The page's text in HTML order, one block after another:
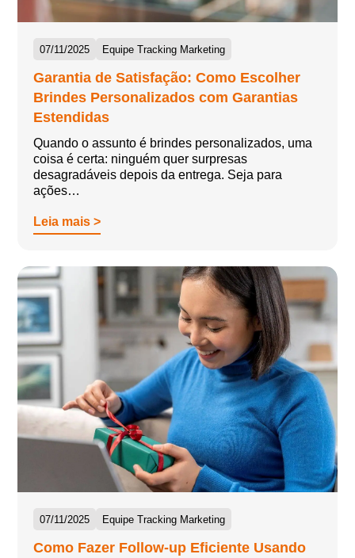
07/11/2025 Equipe Tracking Marketing
Garantia de Satisfação: Como Escolher
Brindes Personalizados com Garantias
Estendidas
Quando o assunto é brindes personalizados, uma
coisa é certa: ninguém quer surpresas
desagradáveis depois da entrega. Seja para
ações…
Leia mais >
07/11/2025 Equipe Tracking Marketing
Como Fazer Follow-up Eficiente Usando